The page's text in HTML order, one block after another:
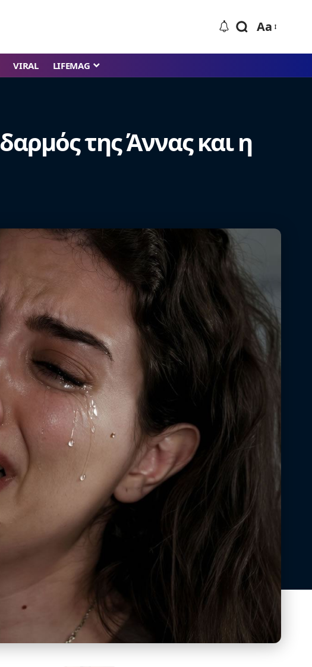
Aa
VIRAL LIFEMAG
της Άννας και η